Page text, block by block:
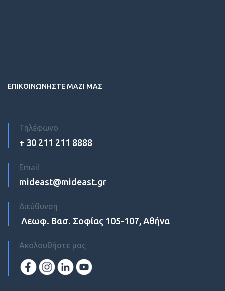
ΕΠΙΚΟΙΝΩΝΗΣΤΕ ΜΑΖΙ ΜΑΣ
Τηλέφωνο
+ 30 211 211 8888
Email
mideast@mideast.gr
Διεύθυνση
Λεωφ. Βασ. Σοφίας 105-107, Αθήνα
Ακολουθήστε μας